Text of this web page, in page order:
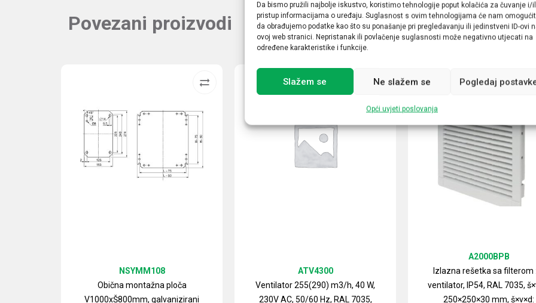
Da bismo pružili najbolje iskustvo, koristimo tehnologije poput kolačića za čuvanje i/
pristup informacijama o uređaju. Suglasnost s ovim tehnologijama će nam
da obrađujemo podatke kao što su ponašanje pri pregledavanju ili jedinstveni ID-ovi
ovoj web stranici. Nepristanak ili povlačenje suglasnosti može negativno utjecati na
određene karakteristike i funkcije.
Slažem se Ne slažem se Pogledaj
Opći uvjeti poslovanja
Povezani proizvodi
Obična montažna ploča
V1000xŠ800mm, galvanizirani
NSYMM108
Ventilator 255(290) m3/h, 40 W,
230V AC, 50/60 Hz, RAL 7035,
ATV4300
Izlazna rešetka sa filterom
ventilator, IP54, RAL 7035,
250×250×30 mm, š×v×d:
A2000BPB